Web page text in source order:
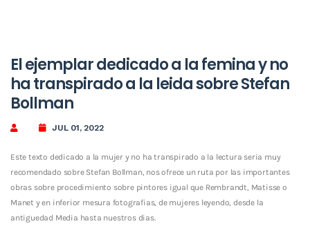
El ejemplar dedicado a la femina y no
ha transpirado a la leida sobre Stefan
Bollman
JUL 01, 2022
Este texto dedicado a la mujer y no ha transpirado a la lectura seri­a muy
recomendado sobre Stefan Bollman, nos ofrece un ruta por las importantes
obras sobre procedimiento sobre pintores igual que Rembrandt, Matisse o
Manet y en inferior mesura fotografias, de mujeres leyendo, desde la
antiguedad Media hasta nuestros dias.